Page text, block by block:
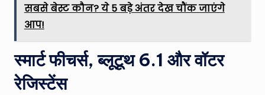
सबसे बेस्ट कौन? ये 5 बड़े अंतर देख चौंक जाएंगे
आप!
स्मार्ट फीचर्स, ब्लूटूथ 6.1 और वॉटर
रेजिस्टेंस